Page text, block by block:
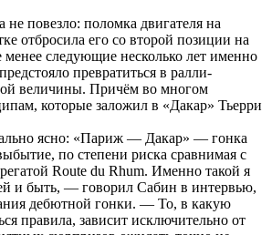
повезло: поломка двигателя на
отбросила его со второй позиции на
следующие несколько лет именно
превратиться в ралли-
величины. Причём во многом
которые заложил в «Дакар» Тьерри
ясно: «Париж — Дакар» — гонка
по степени риска сравнимая с
Route du Rhum. Именно такой я
и быть, — говорил Сабин в интервью,
дебютной гонки. — То, в какую
правила, зависит исключительно от